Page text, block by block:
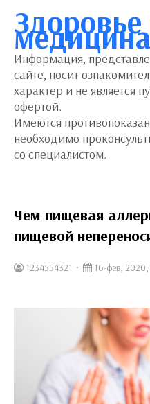
Здоровье
медицина
Информация,
сайте, носит
характер и не является
офертой.
Имеются
необходимо
со специалистом.
Чем пищевая
пищевой
1234554321 16-фев, 2020,